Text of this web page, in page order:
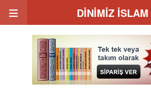
DİNİMİZ İSLAM